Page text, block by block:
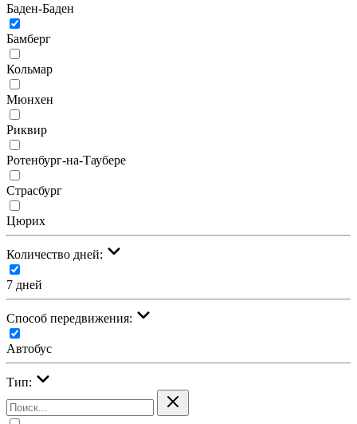
Баден-Баден
Бамберг
Кольмар
Мюнхен
Риквир
Ротенбург-на-Таубере
Страсбург
Цюрих
Количество дней:
7 дней
Cпособ передвижения:
Автобус
Тип: